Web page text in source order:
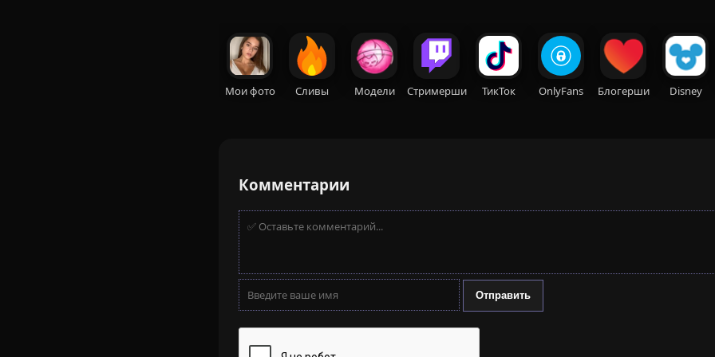
Мои фото Сливы Модели Стримерши ТикТок OnlyFans Блогерши Disney
Комментарии